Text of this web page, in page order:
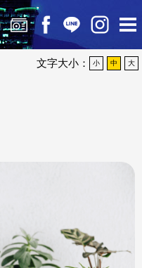
文字大小： 小 中 大